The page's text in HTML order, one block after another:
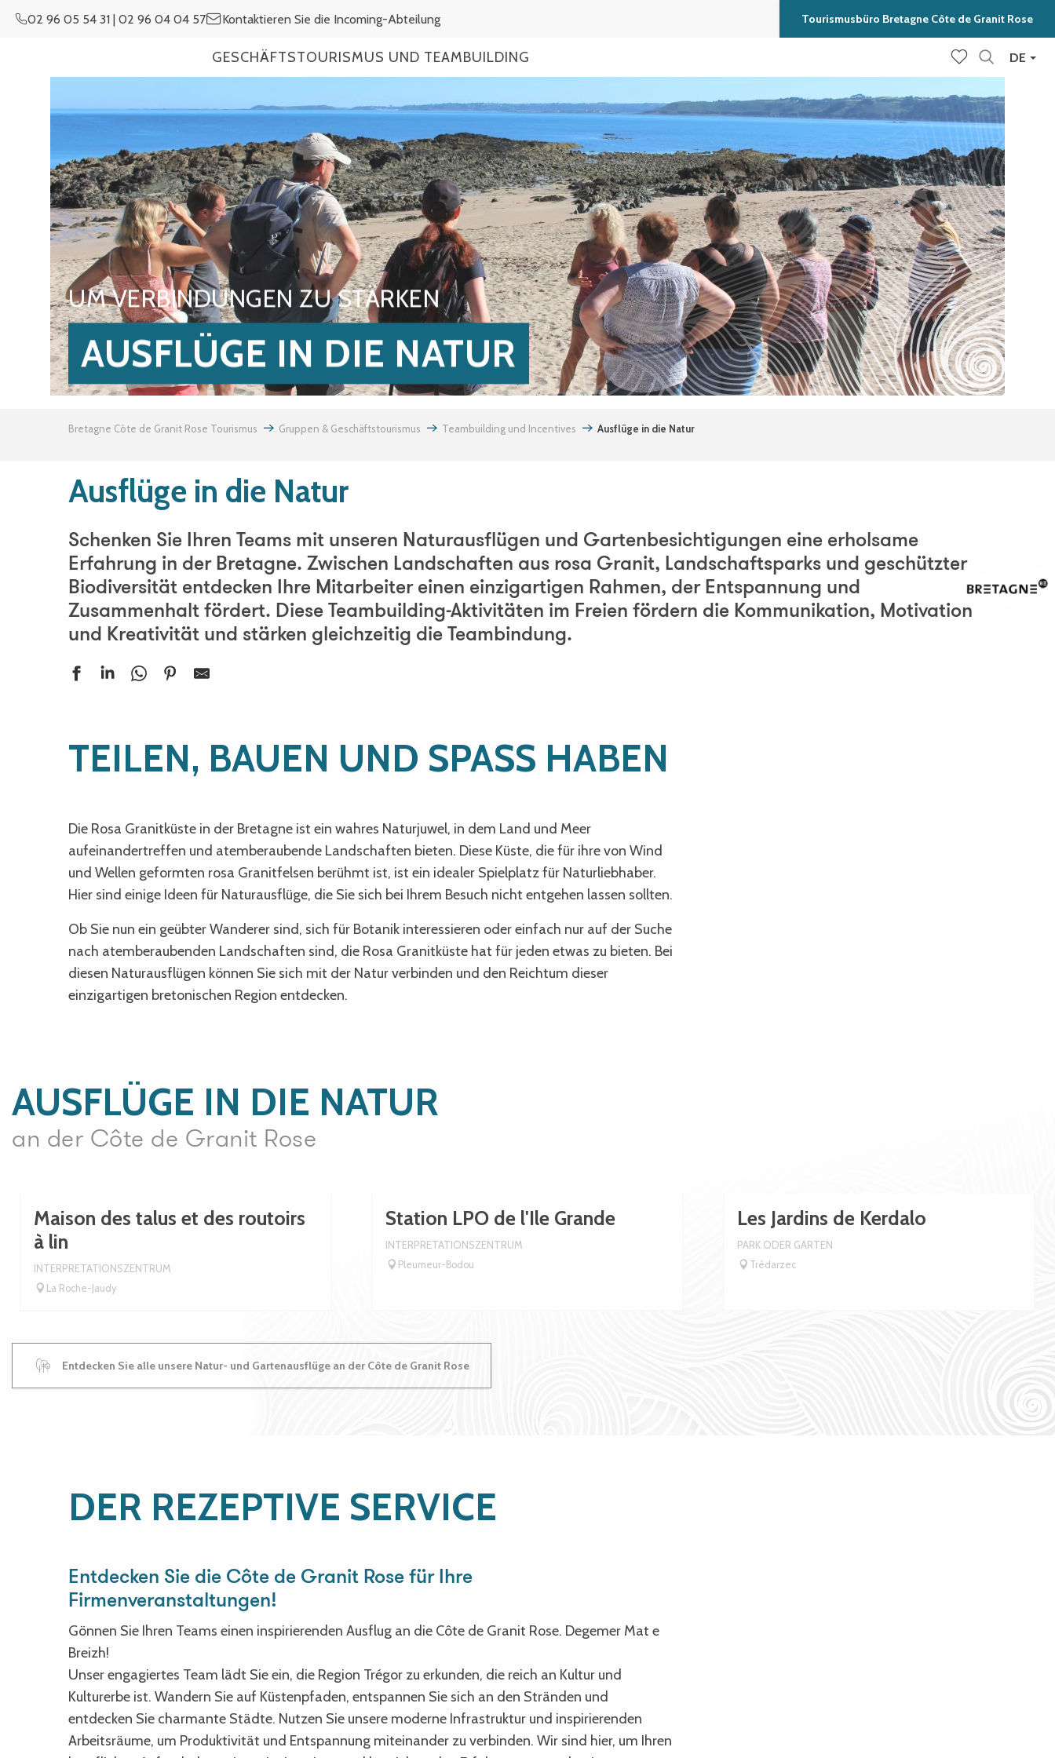
Voir les favoris
Suche
DE
02 96 05 54 31 | 02 96 04 04 57 Kontaktieren Sie die Incoming-Abteilung Tourismusbüro Bretagne Côte de Granit Rose
GESCHÄFTSTOURISMUS UND TEAMBUILDING
UM VERBINDUNGEN ZU STÄRKEN
AUSFLÜGE IN DIE NATUR
Bretagne Côte de Granit Rose Tourismus Gruppen & Geschäftstourismus Teambuilding und Incentives Ausflüge in die Natur
Ausflüge in die Natur
Schenken Sie Ihren Teams mit unseren Naturausflügen und Gartenbesichtigungen eine erholsame
Erfahrung in der Bretagne. Zwischen Landschaften aus rosa Granit, Landschaftsparks und geschützter
Biodiversität entdecken Ihre Mitarbeiter einen einzigartigen Rahmen, der Entspannung und
Zusammenhalt fördert. Diese Teambuilding-Aktivitäten im Freien fördern die Kommunikation, Motivation
und Kreativität und stärken gleichzeitig die Teambindung.
TEILEN, BAUEN UND SPASS HABEN
Die Rosa Granitküste in der Bretagne ist ein wahres Naturjuwel, in dem Land und Meer
aufeinandertreffen und atemberaubende Landschaften bieten. Diese Küste, die für ihre von Wind
und Wellen geformten rosa Granitfelsen berühmt ist, ist ein idealer Spielplatz für Naturliebhaber.
Hier sind einige Ideen für Naturausflüge, die Sie sich bei Ihrem Besuch nicht entgehen lassen sollten.
Ob Sie nun ein geübter Wanderer sind, sich für Botanik interessieren oder einfach nur auf der Suche
nach atemberaubenden Landschaften sind, die Rosa Granitküste hat für jeden etwas zu bieten. Bei
diesen Naturausflügen können Sie sich mit der Natur verbinden und den Reichtum dieser
einzigartigen bretonischen Region entdecken.
AUSFLÜGE IN DIE NATUR
an der Côte de Granit Rose
Maison des talus et des routoirs
à lin
INTERPRETATIONSZENTRUM
La Roche-Jaudy
Station LPO de l'Ile Grande
INTERPRETATIONSZENTRUM
Pleumeur-Bodou
Les Jardins de Kerdalo
PARK ODER GARTEN
Trédarzec
Entdecken Sie alle unsere Natur- und Gartenausflüge an der Côte de Granit Rose
DER REZEPTIVE SERVICE
Entdecken Sie die Côte de Granit Rose für Ihre
Firmenveranstaltungen!
Gönnen Sie Ihren Teams einen inspirierenden Ausflug an die Côte de Granit Rose. Degemer Mat e
Breizh!
Unser engagiertes Team lädt Sie ein, die Region Trégor zu erkunden, die reich an Kultur und
Kulturerbe ist. Wandern Sie auf Küstenpfaden, entspannen Sie sich an den Stränden und
entdecken Sie charmante Städte. Nutzen Sie unsere moderne Infrastruktur und inspirierenden
Arbeitsräume, um Produktivität und Entspannung miteinander zu verbinden. Wir sind hier, um Ihren